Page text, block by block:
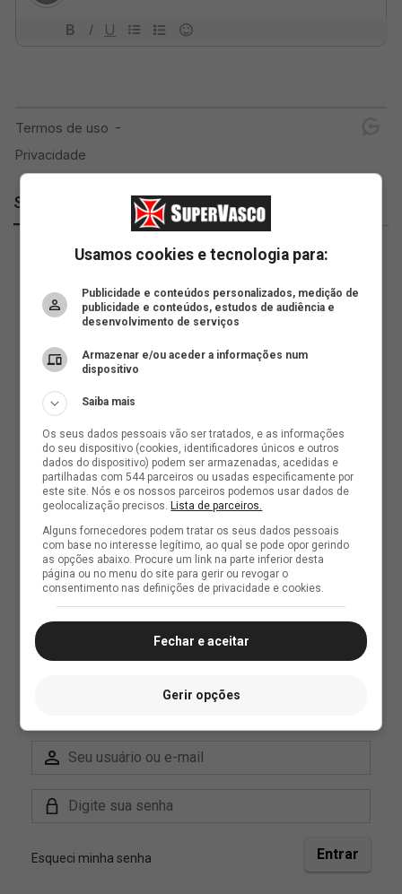
SuperVasco
Usamos cookies e tecnologia para:
Publicidade e conteúdos personalizados, medição de
publicidade e conteúdos, estudos de audiência e
desenvolvimento de serviços
Armazenar e/ou aceder a informações num
dispositivo
Saiba mais
Os seus dados pessoais vão ser tratados, e as informações
do seu dispositivo (cookies, identificadores únicos e outros
dados do dispositivo) podem ser armazenadas, acedidas e
partilhadas com 544 parceiros ou usadas especificamente por
este site. Nós e os nossos parceiros podemos usar dados de
geolocalização precisos.Lista de parceiros.
Alguns fornecedores podem tratar os seus dados pessoais
com base no interesse legítimo, ao qual se pode opor gerindo
as opções abaixo. Procure um link na parte inferior desta
página ou no menu do site para gerir ou revogar o
consentimento nas definições de privacidade e cookies.
Fechar e aceitar
Gerir opções